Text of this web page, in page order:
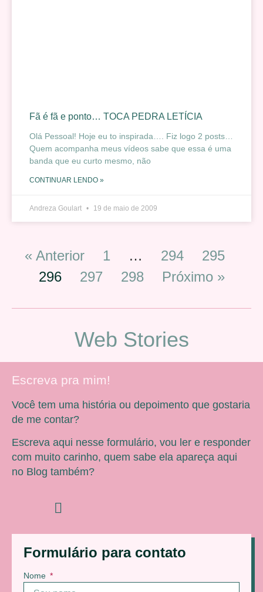
Fã é fã e ponto… TOCA PEDRA LETÍCIA
Olá Pessoal! Hoje eu to inspirada…. Fiz logo 2 posts…
Quem acompanha meus vídeos sabe que essa é uma
banda que eu curto mesmo, não
CONTINUAR LENDO »
Andreza Goulart 19 de maio de 2009
« Anterior 1 … 294
295
296
297 298 Próximo »
Web Stories
Formulário para contato
Nome
Escreva pra mim!
Você tem uma história ou depoimento que gostaria
de me contar?
Escreva aqui nesse formulário, vou ler e responder
com muito carinho, quem sabe ela apareça aqui
no Blog também?